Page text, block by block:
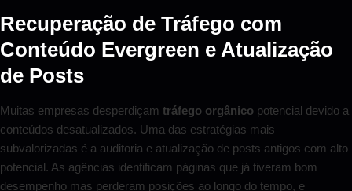
Recuperação de Tráfego com
Conteúdo Evergreen e Atualização
de Posts
Muitas empresas desperdiçam tráfego orgânico potencial devido a
conteúdos desatualizados. Uma das estratégias mais
subvalorizadas é a auditoria e atualização de posts antigos com alto
potencial. As agências identificam páginas que já tiveram bom
desempenho mas perderam posições ao longo do tempo, e